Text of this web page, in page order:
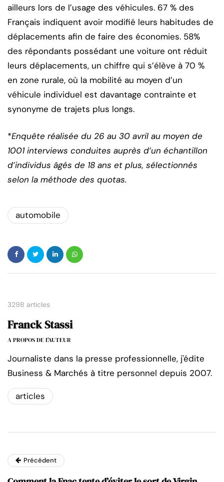
ailleurs lors de l’usage des véhicules. 67 % des
Français indiquent avoir modifié leurs habitudes de
déplacements afin de faire des économies. 58%
des répondants possédant une voiture ont réduit
leurs déplacements, un chiffre qui s’élève à 70 %
en zone rurale, où la mobilité au moyen d’un
véhicule individuel est davantage contrainte et
synonyme de trajets plus longs.
*Enquête réalisée du 26 au 30 avril au moyen de
1001 interviews conduites auprès d’un échantillon
d’individus âgés de 18 ans et plus, sélectionnés
selon la méthode des quotas.
automobile
3298 articles
Franck Stassi
A PROPOS DE L'AUTEUR
Journaliste dans la presse professionnelle, j'édite
Business & Marchés à titre personnel depuis 2007.
articles
Précédent